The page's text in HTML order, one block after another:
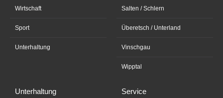
Wirtschaft
Sport
Unterhaltung
Salten / Schlern
Überetsch / Unterland
Vinschgau
Wipptal
Unterhaltung Service